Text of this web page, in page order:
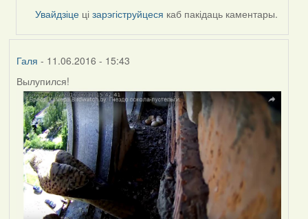
Увайдзіце цізарэгіструйцеся каб пакідаць каментары.
Галя - 11.06.2016 - 15:43
Вылупился!